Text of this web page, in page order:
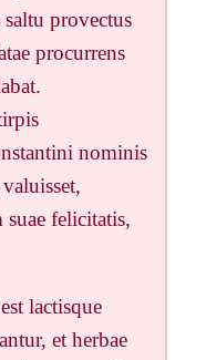
provectus
procurrens
nominis
felicitatis,
lactisque
et herbae